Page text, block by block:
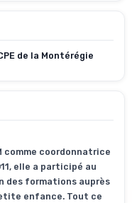
de la Montérégie
comme coordonnatrice
elle a participé au
des formations auprès
enfance. Tout ce